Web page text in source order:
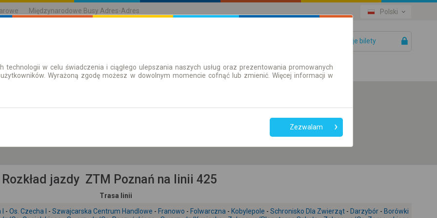
Międzynarodowe Busy Adres-Adres Polski
Twoje bilety
| Bilety Bilety okresowe
przesiadek
Tylko bilet online
Rozkład jazdy ZTM Poznań na linii 425
Trasa linii
- Os. Czecha I - Szwajcarska Centrum Handlowe - Franowo - Folwarczna - Kobylepole - Schronisko Dla Zwierząt - Darzybór - Borówki
technologii w celu świadczenia i ciągłego ulepszania naszych usług oraz prezentowania promowanych
Wyrażoną zgodę możesz w dowolnym momencie cofnąć lub zmienić. Więcej informacji w
Zezwalam